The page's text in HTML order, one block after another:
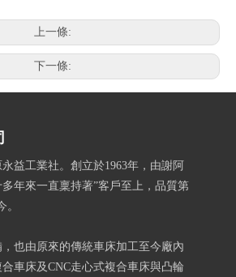
上一條:
下一條:
益工業社。創立於1963年，由謝阿
年來一直稟持著”客戶至上，品質第
也由原來的傳統車床加工至今廠內
車床及CNC走心式複合車床與凸輪